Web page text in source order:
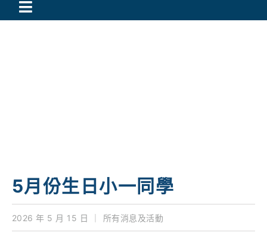
Toggle
我們的成就
對外聯繫
5月份生日小一同學
2026 年 5 月 15 日 所有消息及活動